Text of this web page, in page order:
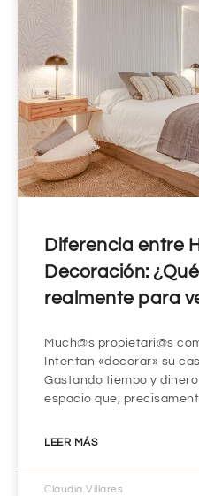
Diferencia entre
Decoración:
realmente para
Much@s propietari@s
Intentan «decorar» su
Gastando tiempo y
espacio que,
LEER MÁS
Claudia Villares